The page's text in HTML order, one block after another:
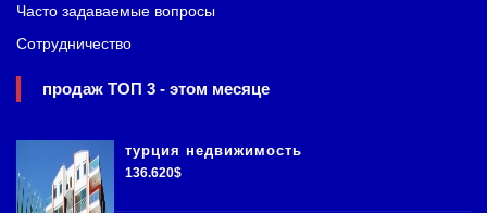
Часто задаваемые вопросы
Сотрудничество
продаж ТОП 3 - этом месяце
турция недвижимость
136.620$